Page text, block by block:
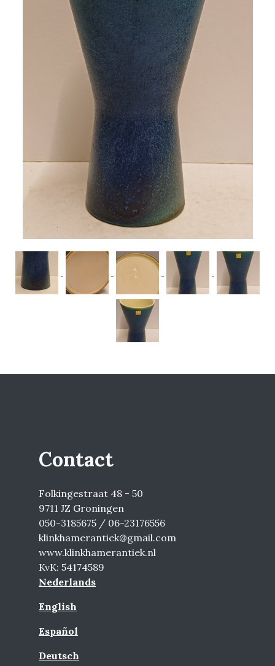
Contact
Folkingestraat 48 - 50
9711 JZ Groningen
050-3185675 / 06-23176556
klinkhamerantiek@gmail.com
www.klinkhamerantiek.nl
KvK: 54174589
Nederlands
English
Español
Deutsch